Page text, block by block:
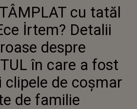
ACTRIȚEI ECE İRTEM? DETALII
DUREROASE DESPRE ACCIDENTUL
ÎN CARE A FOST IMPLICAT ȘI
CLIPELE DE COȘMAR TRĂITE DE
FAMILIE
cu tatăl
İrtem? Detalii
despre
în care a fost
clipele de coșmar
de familie